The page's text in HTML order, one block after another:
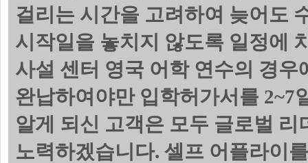
걸리는 시간을 고려하여 늦어도
시작일을 놓치지 않도록 일정에
사설 센터 영국 어학 연수의 경
완납하여야만 입학허가서를 2~7
알게 되신 고객은 모두 글로벌
노력하겠습니다. 셀프 어플라이